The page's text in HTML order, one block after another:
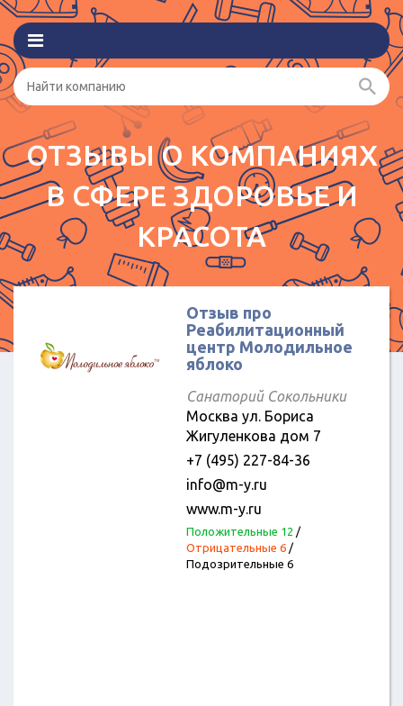
ОТЗЫВЫ О КОМПАНИЯХ
В СФЕРЕ ЗДОРОВЬЕ И
КРАСОТА
Отзыв про
Реабилитационный
центр Молодильное
яблоко
Санаторий Сокольники
Москва ул. Бориса
Жигуленкова дом 7
+7 (495) 227-84-36
info@m-y.ru
www.m-y.ru
Положительные 12 /
Отрицательные 6/
Подозрительные 6